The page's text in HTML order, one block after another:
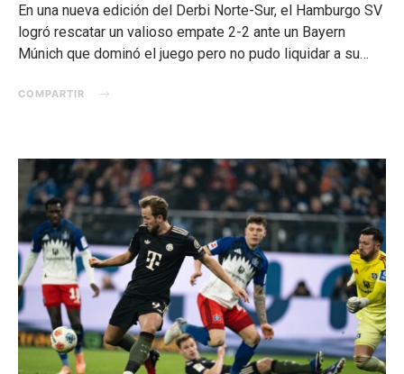
En una nueva edición del Derbi Norte-Sur, el Hamburgo SV
logró rescatar un valioso empate 2-2 ante un Bayern
Múnich que dominó el juego pero no pudo liquidar a su…
COMPARTIR